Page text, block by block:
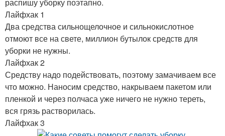
распишу уборку поэтапно.
Лайфхак 1
Два средства сильнощелочное и сильнокислотное
отмоют все на свете, миллион бутылок средств для
уборки не нужны.
Лайфхак 2
Средству надо подействовать, поэтому замачиваем все
что можно. Наносим средство, накрываем пакетом или
пленкой и через полчаса уже ничего не нужно тереть,
вся грязь растворилась.
Лайфхак 3